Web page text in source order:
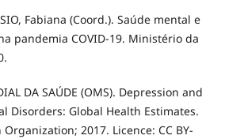
Fabiana (Coord.). Saúde mental e
pandemia COVID-19. Ministério da
DA SAÚDE (OMS). Depression and
Disorders: Global Health Estimates.
2017. Licence: CC BY-